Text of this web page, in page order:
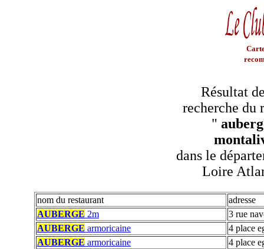
Résultat
recherche du
"
dans le
Loire
nom du restaurant
adresse
AUBERGE 2m
3 rue
AUBERGE armoricaine
4 place
AUBERGE armoricaine
4 place